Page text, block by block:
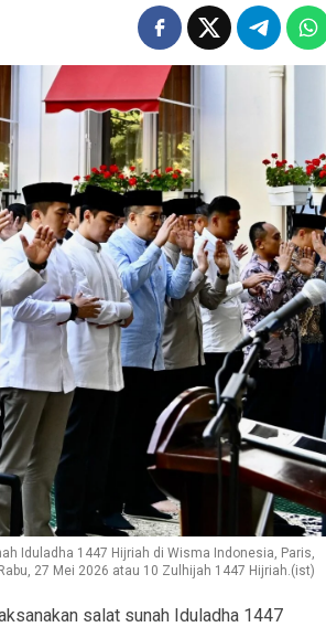
Iduladha 1447 Hijriah di Wisma Indonesia, Paris,
27 Mei 2026 atau 10 Zulhijah 1447 Hijriah.(ist)
salat sunah Iduladha 1447